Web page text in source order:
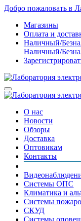
Добро пожаловать в
Магазины
Оплата и
Наличный/
Наличный/
О нас
Новости
Обзоры
Доставка
Оптовикам
Контакты
Системы ОПС
Климатика и
Системы
СКУД
Системы